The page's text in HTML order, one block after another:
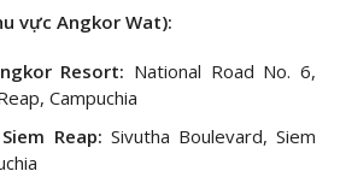
vực Angkor Wat):
Resort: National Road No. 6,
Campuchia
Reap: Sivutha Boulevard, Siem